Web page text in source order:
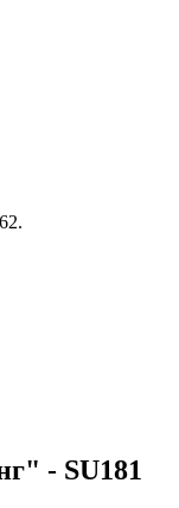
- SU181